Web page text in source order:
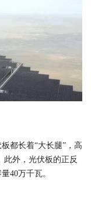
都长着“大长腿”，高
此外，光伏板的正反
40万千瓦。